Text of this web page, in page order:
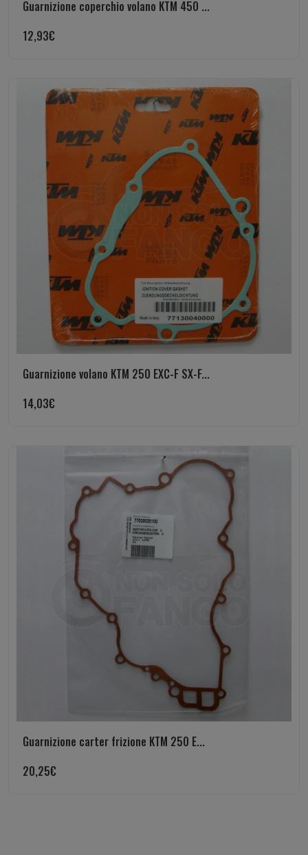
Guarnizione coperchio volano KTM 450 ...
12,93€
Guarnizione volano KTM 250 EXC-F SX-F...
14,03€
Guarnizione carter frizione KTM 250 E...
20,25€